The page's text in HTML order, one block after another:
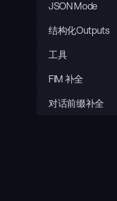
JSON Mode
结构化Outputs
工具
FIM 补全
对话前缀补全